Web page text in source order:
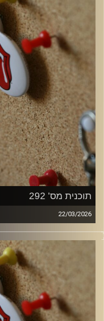
תוכנית מס' 292
22/03/2026
קלאסיקות רוק עם אורן הוף.
włodi